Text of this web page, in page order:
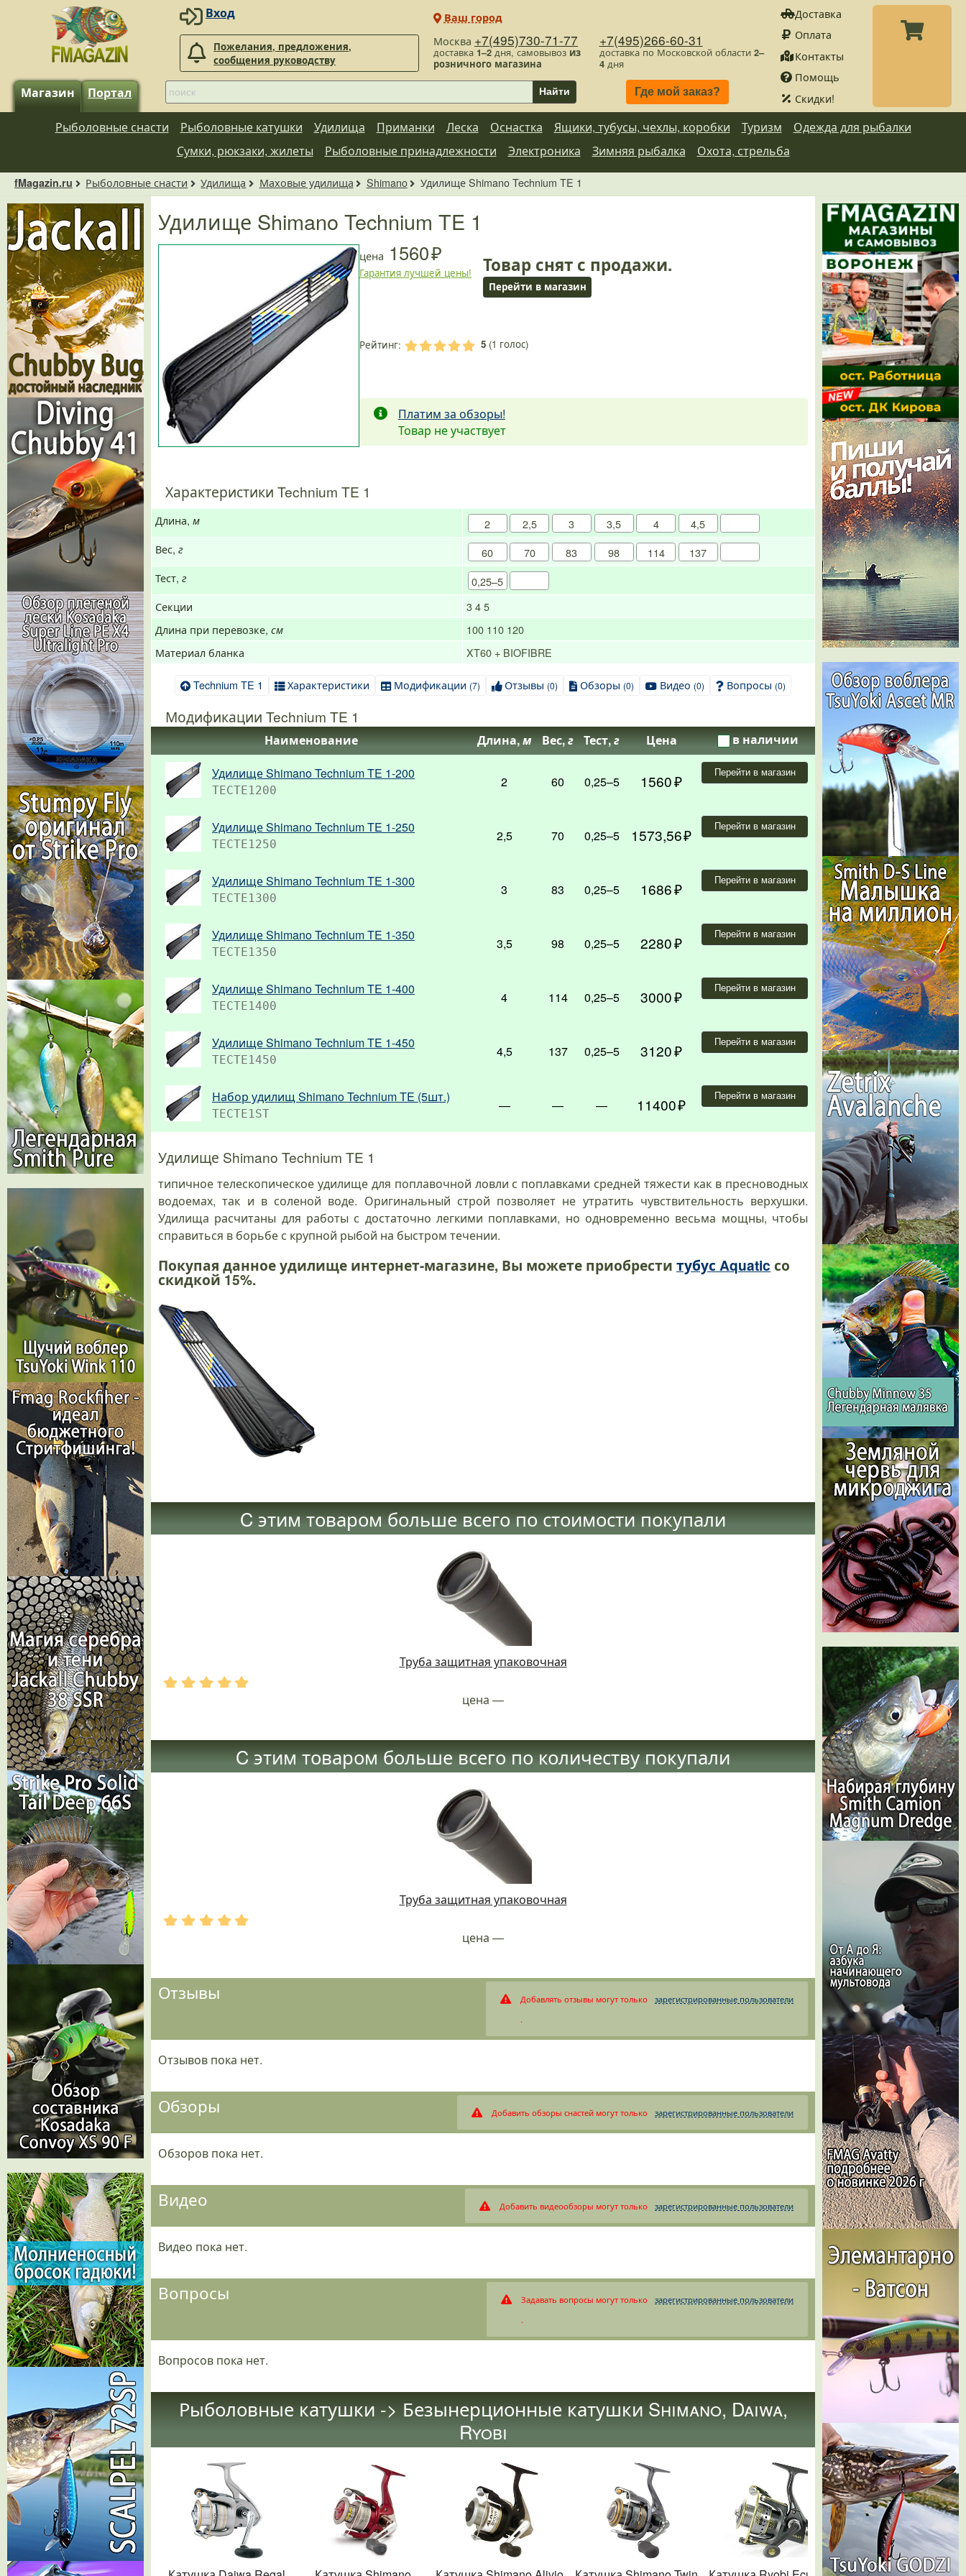
Вход
Пожелания, предложения,
сообщения руководству
Доставка
Оплата
Контакты
Помощь
Скидки!
Москва +7(495)730-71-77
доставка 1–2дня, самовывоз из
розничного магазина
+7(495)266-60-31
доставка по Московской области 2–
4дня
Ваш город
Где мой заказ?
Магазин Портал Найти
Рыболовные снасти Рыболовные катушки Удилища Приманки Леска Оснастка Ящики, тубусы, чехлы, коробки Туризм
Одежда для рыбалки
Сумки, рюкзаки, жилеты
Рыболовные принадлежности Электроника Зимняя рыбалка Охота, стрельба
fMagazin.ru Рыболовные снасти Удилища Маховые удилища Shimano Удилище Shimano Technium TE 1
Удилище Shimano Technium TE 1
цена 1560
Гарантия лучшей цены! Товар снят с продажи.
Перейти в магазин
Рейтинг: 5(1 голос)
Платим за обзоры!
Товар не участвует
Характеристики Technium TE 1
Длина, м 2 2,5 3 3,5 4
4,5
Вес, г 60 70 83 98 114
137
Тест, г
0,25–5
Секции
345
Длина при перевозке, см 100 110 120
Материал бланка
XT60 + BIOFIBRE
Technium TE 1 Характеристики Модификации (7) Отзывы (0) Обзоры (0) Видео (0) Вопросы (0)
Модификации Technium TE 1
Наименование Длина,м Вес,г Тест,г Цена в наличии
Удилище Shimano Technium TE 1-200
TECTE1200
2 60 0,25–5 1560 Перейти в магазин
Удилище Shimano Technium TE 1-250
TECTE1250
2,5 70 0,25–5 1573,56 Перейти в магазин
Удилище Shimano Technium TE 1-300
TECTE1300
3 83 0,25–5 1686 Перейти в магазин
Удилище Shimano Technium TE 1-350
TECTE1350
3,5 98 0,25–5 2280 Перейти в магазин
Удилище Shimano Technium TE 1-400
TECTE1400
4 114 0,25–5 3000 Перейти в магазин
Удилище Shimano Technium TE 1-450
TECTE1450
4,5 137 0,25–5 3120 Перейти в магазин
Набор удилищ Shimano Technium TE (5шт.)
TECTE1ST
— — — 11400 Перейти в магазин
Удилище Shimano Technium TE 1
типичное телескопическое удилище для поплавочной ловли с поплавками средней тяжести как в пресноводных
водоемах, так и в соленой воде. Оригинальный строй позволяет не утратить чувствительность верхушки.
Удилища расчитаны для работы с достаточно легкими поплавками, но одновременно весьма мощны, чтобы
справиться в борьбе с крупной рыбой на быстром течении.
Покупая данное удилище интернет-магазине, Вы можете приобрести тубус Aquatic со
скидкой 15%.
C этим товаром больше всего по стоимости покупали
Труба защитная упаковочная
цена —
C этим товаром больше всего по количеству покупали
Труба защитная упаковочная
цена —
Отзывы Добавлять отзывы могут только
зарегистрированные пользователи
.
Отзывов пока нет.
Обзоры Добавить обзоры снастей могут только зарегистрированные пользователи
Обзоров пока нет.
Видео Добавить видеообзоры могут только зарегистрированные пользователи
Видео пока нет.
Вопросы Задавать вопросы могут только
зарегистрированные пользователи
.
Вопросов пока нет.
Рыболовные катушки -> Безынерционные катушки Shimano, Daiwa,
Ryobi